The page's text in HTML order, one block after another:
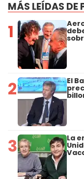
MÁS LEÍDAS DE
1
2 El
3 La